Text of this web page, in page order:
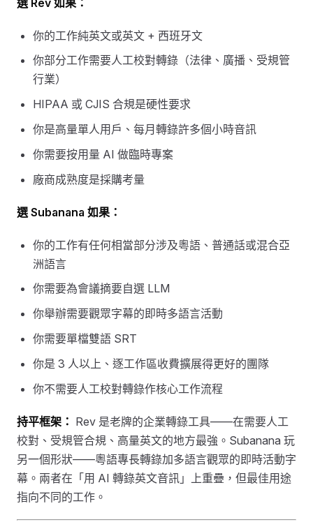
你的工作純英文或英文 + 西班牙文
你部分工作需要人工校對轉錄（法律、廣播、受規管
行業）
HIPAA 或 CJIS 合規是硬性要求
你是高量單人用戶、每月轉錄許多個小時音訊
你需要按用量 AI 做臨時專案
廠商成熟度是採購考量
選 Subanana 如果：
你的工作有任何相當部分涉及粵語、普通話或混合亞
洲語言
你需要為會議摘要自選 LLM
你舉辦需要觀眾字幕的即時多語言活動
你需要單檔雙語 SRT
你是 3 人以上、逐工作區收費擴展得更好的團隊
你不需要人工校對轉錄作核心工作流程
持平框架： Rev 是老牌的企業轉錄工具——在需要人工
校對、受規管合規、高量英文的地方最強。Subanana 玩
另一個形狀——粵語專長轉錄加多語言觀眾的即時活動字
幕。兩者在「用 AI 轉錄英文音訊」上重疊，但最佳用途
指向不同的工作。